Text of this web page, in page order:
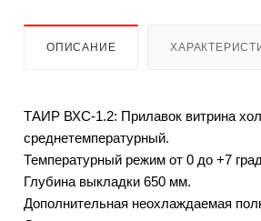
ОПИСАНИЕ
ТАИР ВХС-1.2: Прилавок витрина
среднетемпературный.
Температурный режим от 0 до +7
Глубина выкладки 650 мм.
Дополнительная неохлаждаемая